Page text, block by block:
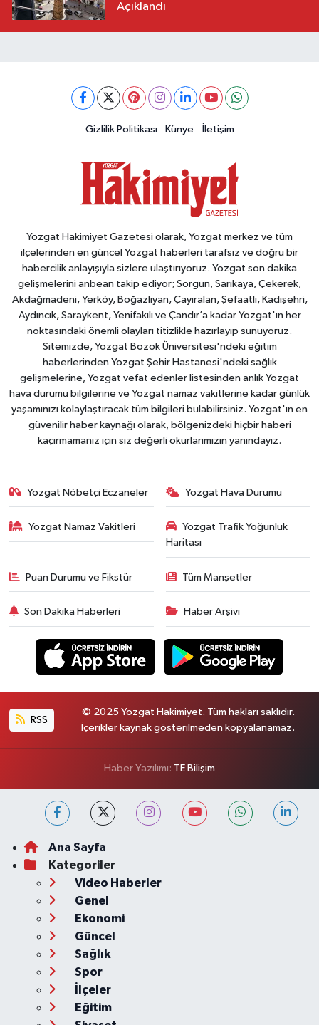
Açıklandı
Gizlilik Politikası Künye İletişim
Yozgat Hakimiyet Gazetesi olarak, Yozgat merkez ve tüm
ilçelerinden en güncel Yozgat haberleri tarafsız ve doğru bir
habercilik anlayışıyla sizlere ulaştırıyoruz. Yozgat son dakika
gelişmelerini anbean takip ediyor; Sorgun, Sarıkaya, Çekerek,
Akdağmadeni, Yerköy, Boğazlıyan, Çayıralan, Şefaatli, Kadışehri,
Aydıncık, Saraykent, Yenifakılı ve Çandır’a kadar Yozgat'ın her
noktasındaki önemli olayları titizlikle hazırlayıp sunuyoruz.
Sitemizde, Yozgat Bozok Üniversitesi'ndeki eğitim
haberlerinden Yozgat Şehir Hastanesi'ndeki sağlık
gelişmelerine, Yozgat vefat edenler listesinden anlık Yozgat
hava durumu bilgilerine ve Yozgat namaz vakitlerine kadar günlük
yaşamınızı kolaylaştıracak tüm bilgileri bulabilirsiniz. Yozgat'ın en
güvenilir haber kaynağı olarak, bölgenizdeki hiçbir haberi
kaçırmamanız için siz değerli okurlarımızın yanındayız.
Yozgat Nöbetçi Eczaneler Yozgat Hava Durumu
Yozgat Namaz Vakitleri
Yozgat Trafik Yoğunluk
Haritası
Puan Durumu ve Fikstür Tüm Manşetler
Son Dakika Haberleri Haber Arşivi
RSS
© 2025 Yozgat Hakimiyet. Tüm hakları saklıdır.
İçerikler kaynak gösterilmeden kopyalanamaz.
Haber Yazılımı: TE Bilişim
Ana Sayfa
Kategoriler
Video Haberler
Genel
Ekonomi
Güncel
Sağlık
Spor
İlçeler
Eğitim